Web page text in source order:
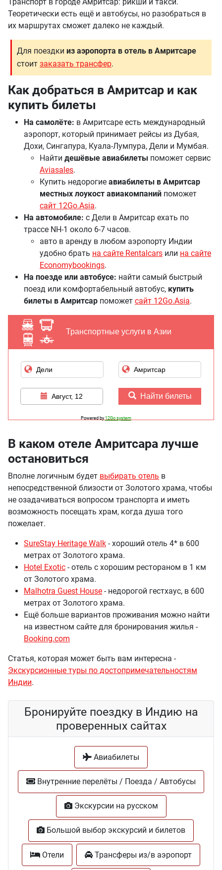
Теоретически есть ещё и автобусы, но разобраться в
их маршрутах сможет далеко не каждый.
Для поездки из аэропорта в отель в Амритсаре
стоит заказать трансфер.
Как добраться в Амритсар и как
купить билеты
На самолёте: в Амритсаре есть международный
аэропорт, который принимает рейсы из Дубая,
Дохи, Сингапура, Куала-Лумпура, Дели и Мумбая.
Найти дешёвые авиабилеты поможет сервис
Aviasales.
Купить недорогие авиабилеты в Амритсар
местных лоукост авиакомпаний поможет
сайт 12Go.Asia.
На автомобиле: с Дели в Амритсар ехать по
трассе NH-1 около 6-7 часов.
авто в аренду в любом аэропорту Индии
удобно брать на сайте Rentalcars или на сайте
Economybookings.
На поезде или автобусе: найти самый быстрый
поезд или комфортабельный автобус, купить
билеты в Амритсар поможет сайт 12Go.Asia.
Транспортные услуги в Азии
Август, 12 Найти билеты
Powered by 12Go system
В каком отеле Амритсара лучше
остановиться
Вполне логичным будет выбирать отель в
непосредственной близости от Золотого храма, чтобы
не озадачиваться вопросом транспорта и иметь
возможность посещать храм, когда душа того
пожелает.
SureStay Heritage Walk - хороший отель 4* в 600
метрах от Золотого храма.
Hotel Exotic - отель с хорошим рестораном в 1 км
от Золотого храма.
Malhotra Guest House - недорогой гестхаус, в 600
метрах от Золотого храма.
Ещё больше вариантов проживания можно найти
на известном сайте для бронирования жилья -
Booking.com
Статья, которая может быть вам интересна -
Экскурсионные туры по достопримеча­тельностям
Индии.
Бронируйте поездку в Индию на
проверенных сайтах
Авиабилеты
Внутренние перелёты / Поезда / Автобусы
Экскурсии на русском
Большой выбор экскурсий и билетов
Отели Трансферы из/в аэропорт